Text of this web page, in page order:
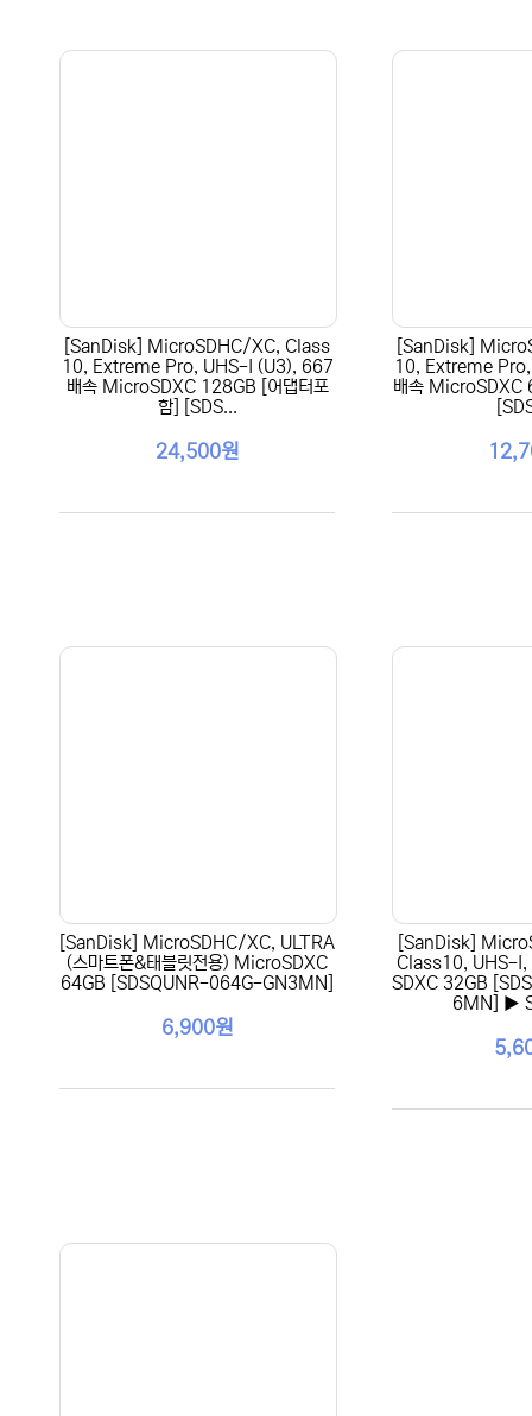
[SanDisk] MicroSDHC/XC, Class
10, Extreme Pro, UHS-I (U3), 667
배속 MicroSDXC 128GB [어댑터포
함] [SDS...
24,500원
[SanDisk]
10, Extreme
배속 MicroSDXC
[SanDisk] MicroSDHC/XC, ULTRA
(스마트폰&태블릿전용) MicroSDXC
64GB [SDSQUNR-064G-GN3MN]
6,900원
[SanDisk]
Class10, UHS-
SDXC 32GB
6MN] ▶